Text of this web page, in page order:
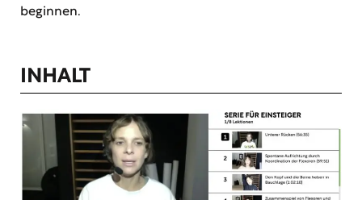
beginnen.
INHALT